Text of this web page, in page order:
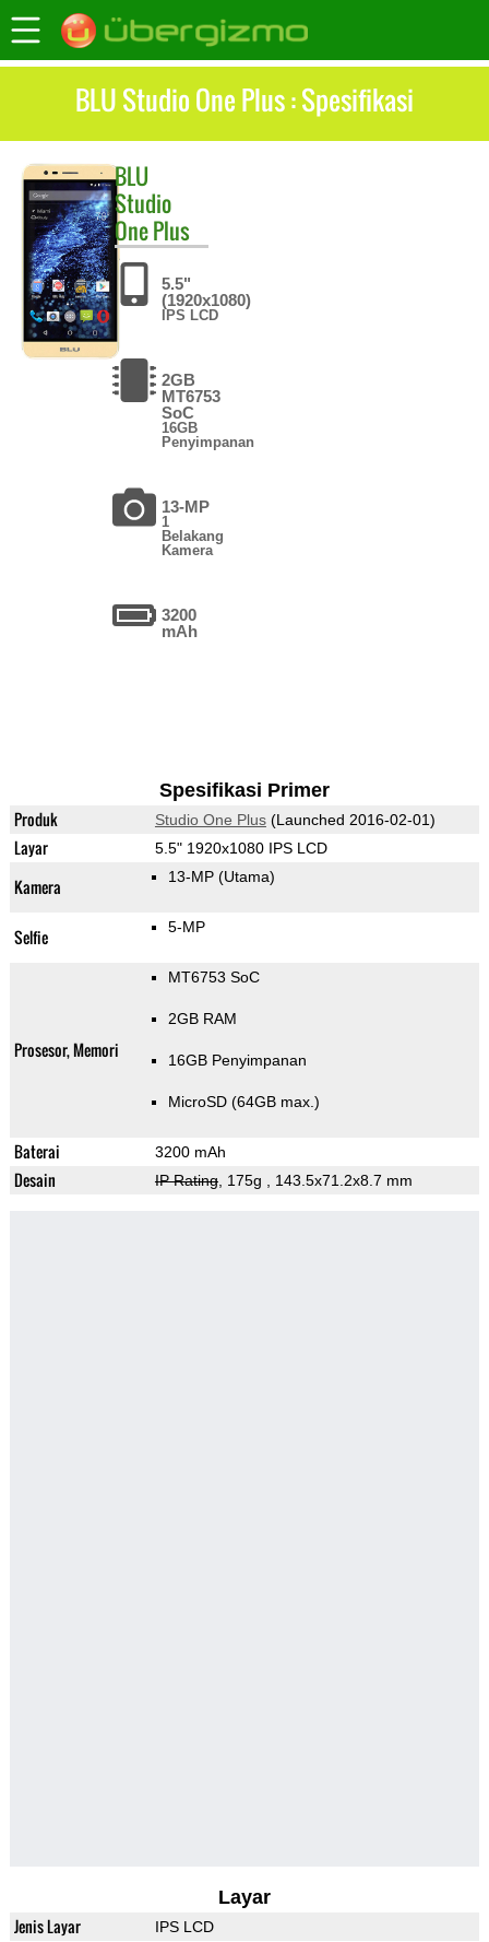
BLU Studio One Plus : Spesifikasi
BLU
Studio
One Plus
5.5"
(1920x1080)
IPS LCD
2GB
MT6753
SoC
16GB
Penyimpanan
13-MP
1
Belakang
Kamera
3200
mAh
Spesifikasi Primer
Produk Studio One Plus(Launched 2016-02-01)
Layar 5.5" 1920x1080 IPS LCD
Kamera 13-MP (Utama)
Selfie 5-MP
Prosesor, Memori
MT6753 SoC
2GB RAM
16GB Penyimpanan
MicroSD (64GB max.)
Baterai 3200 mAh
Desain IP Rating, 175g , 143.5x71.2x8.7 mm
Layar
Jenis Layar IPS LCD